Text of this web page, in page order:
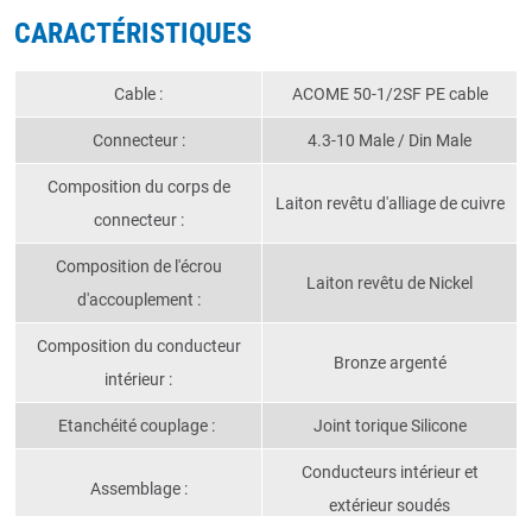
CARACTÉRISTIQUES
Cable : ACOME 50-1/2SF PE cable
Connecteur : 4.3-10 Male / Din Male
Composition du corps de
connecteur :
Laiton revêtu d'alliage de cuivre
Composition de l'écrou
d'accouplement :
Laiton revêtu de Nickel
Composition du conducteur
intérieur :
Bronze argenté
Etanchéité couplage : Joint torique Silicone
Assemblage :
Conducteurs intérieur et
extérieur soudés